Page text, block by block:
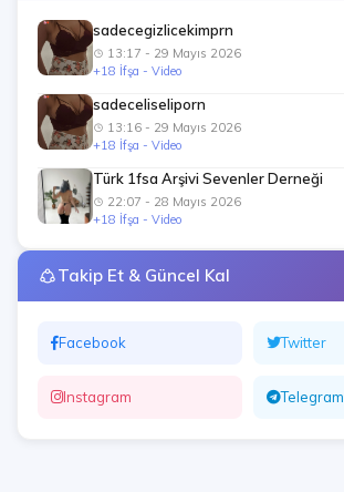
sadecegizlicekimprn
13:17 - 29 Mayıs 2026
+18 İfşa - Video
sadeceliseliporn
13:16 - 29 Mayıs 2026
+18 İfşa - Video
Türk 1fsa Arşivi Sevenler Derneği
22:07 - 28 Mayıs 2026
+18 İfşa - Video
Takip Et & Güncel Kal
Facebook Twitter
Instagram Telegram